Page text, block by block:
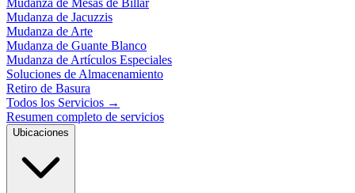
Mudanza de Mesas de Billar
Mudanza de Jacuzzis
Mudanza de Arte
Mudanza de Guante Blanco
Mudanza de Artículos Especiales
Soluciones de Almacenamiento
Retiro de Basura
Todos los Servicios →
Resumen completo de servicios
Ubicaciones